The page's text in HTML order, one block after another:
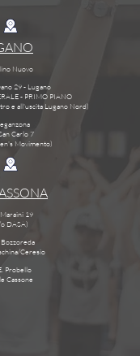
Nuovo
29 - Lugano
- PRIMO PIANO
e all'uscita Lugano Nord)
Carlo 7
Movimento)
19
DASA)
Bozzoreda
Ceresio
Probello
Cassone